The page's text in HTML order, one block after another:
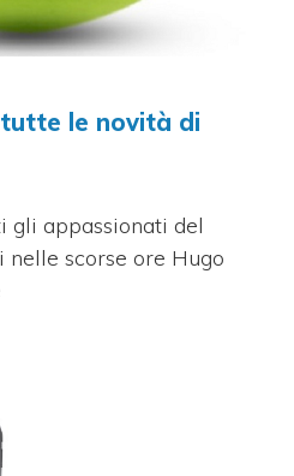
le novità di
gli appassionati del
scorse ore Hugo